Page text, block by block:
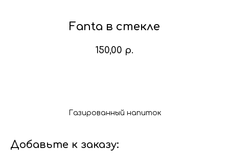
Fanta в стекле
150,00 р.
Газированный напиток
Добавьте к заказу: